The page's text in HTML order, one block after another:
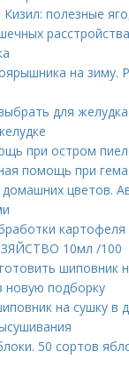
Кизил: полезные
на зиму.
для
при остром
помощь при
цветов.
картофеля
10мл /100
шиповник
новую подборку
на сушку в
50 сортов